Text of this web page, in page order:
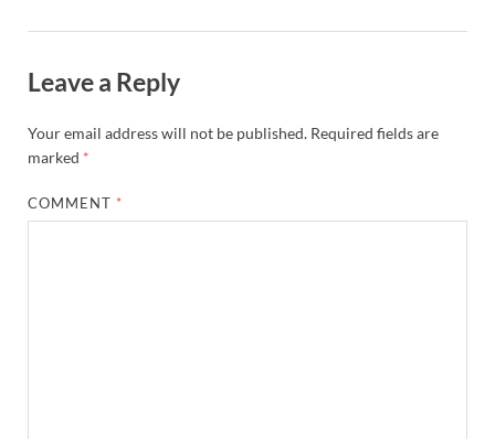
Leave a Reply
Your email address will not be published. Required fields are
marked *
COMMENT *